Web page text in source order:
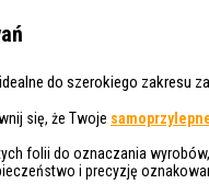
do szerokiego zakresu
się, że Twoje
folii do oznaczania
i precyzję